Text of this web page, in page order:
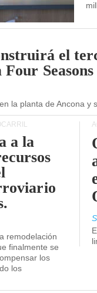
el
Seasons
la planta de Ancona y
a la
remodelación
finalmente se
los
los